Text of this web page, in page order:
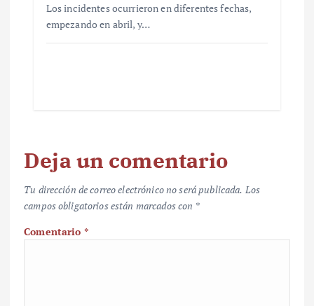
Los incidentes ocurrieron en diferentes fechas,
empezando en abril, y…
Deja un comentario
Tu dirección de correo electrónico no será publicada. Los
campos obligatorios están marcados con *
Comentario *